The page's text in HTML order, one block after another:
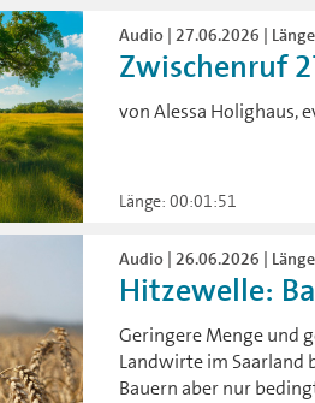
Audio | 27.06.2026 |
Zwischenruf
von Alessa Holighaus,
Länge: 00:01:51
Audio | 26.06.2026 |
Hitzewelle:
Geringere Menge und
Landwirte im Saarland
Bauern aber nur